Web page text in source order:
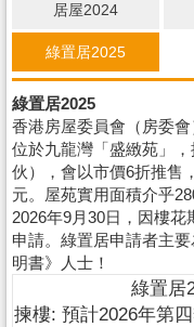
居屋2024
綠置居2025
綠置居2025
香港房屋委員會（房委
位於九龍灣「盛緻苑」
伙），會以市價6折推售
元。屋苑實用面積介乎
2026年9月30日，因樓
申請。綠置居申請者主
明書》人士！
綠置居
揀樓: 預計2026年第